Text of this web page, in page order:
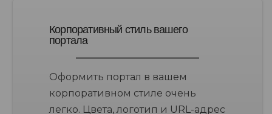
Корпоративный стиль вашего
портала
Оформить портал в вашем
корпоративном стиле очень
легко. Цвета, логотип и URL-адрес